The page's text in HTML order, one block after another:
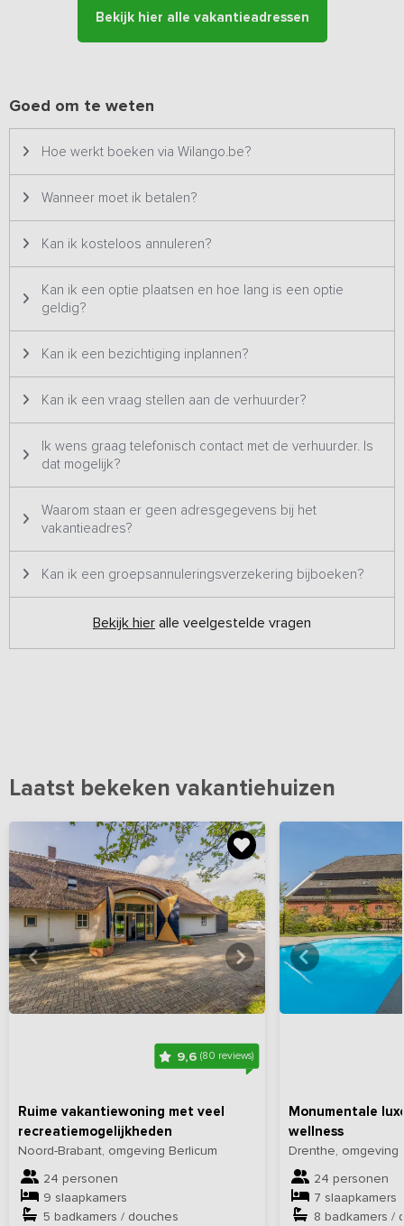
kunt vinden. Het is een unieke omgeving om te voet of per fiets te
Bekijk hier alle vakantieadressen
Goed om te weten
Hoe werkt boeken via Wilango.be?
Wanneer moet ik betalen?
Kan ik kosteloos annuleren?
Kan ik een optie plaatsen en hoe lang is een optie
geldig?
Kan ik een bezichtiging inplannen?
Kan ik een vraag stellen aan de verhuurder?
Ik wens graag telefonisch contact met de verhuurder. Is
dat mogelijk?
Waarom staan er geen adresgegevens bij het
vakantieadres?
Kan ik een groepsannuleringsverzekering bijboeken?
Bekijk hier alle veelgestelde vragen
Laatst bekeken vakantiehuizen
9,6 (80 reviews)
Ruime vakantiewoning met veel
recreatiemogelijkheden
Noord-Brabant, omgeving Berlicum
24 personen
9 slaapkamers
5 badkamers / douches
Bekijkhieralle foto's
Monumentale
wellness
Drenthe, omgeving
24 personen
7 slaapkamers
8 badkamers /
Bekijk